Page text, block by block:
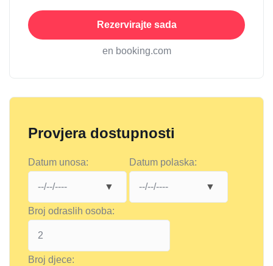
Rezervirajte sada
en booking.com
Provjera dostupnosti
Datum unosa: Datum polaska:
Broj odraslih osoba:
Broj djece: